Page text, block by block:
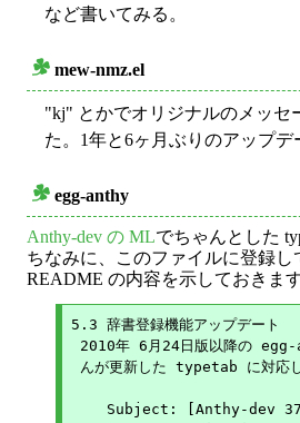
など書いてみる。
mew-nmz.el
"kj" とかでオリジナルのメッセ
た。1年と6ヶ月ぶりのアップデ
egg-anthy
Anthy-dev の MLでちゃんとした
ちなみに、このファイルに登録し
README の内容を示しておきます
5.3 辞書登録機能アップデート
2010年 6月24日版以降の
んが更新した typetab に対応し
Subject: [Anthy-dev